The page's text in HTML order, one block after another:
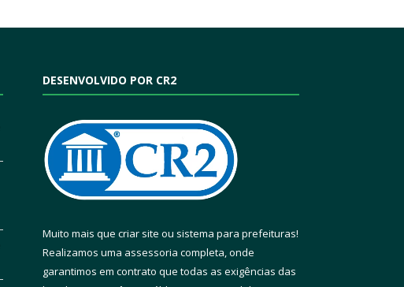
DESENVOLVIDO POR CR2
Muito mais que criar site ou sistema para prefeituras!
Realizamos uma assessoria completa, onde
garantimos em contrato que todas as exigências das